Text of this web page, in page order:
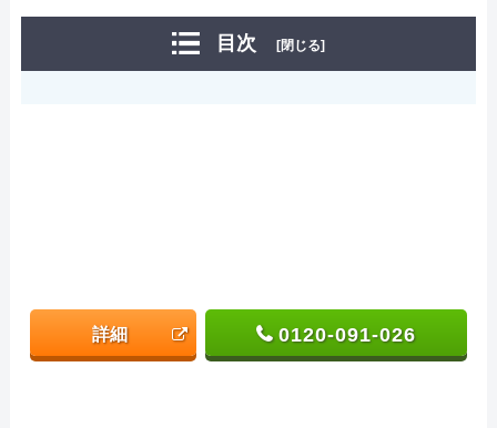
目次 [閉じる]
詳細 0120-091-026